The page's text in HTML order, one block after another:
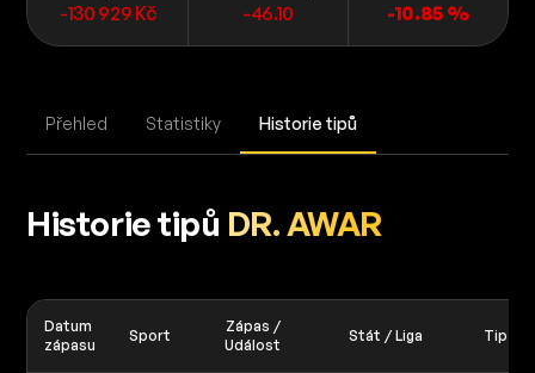
-130 929 Kč -46.10 -10.85 %
Přehled Statistiky Historie tipů
Historie tipů DR. AWAR
Datum
zápasu
Sport
Zápas /
Událost
Stát / Liga Tip